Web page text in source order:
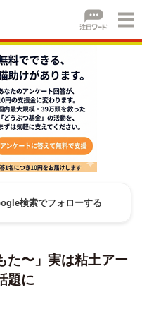
検索でフォローする
た〜」実は粘土アー
題に